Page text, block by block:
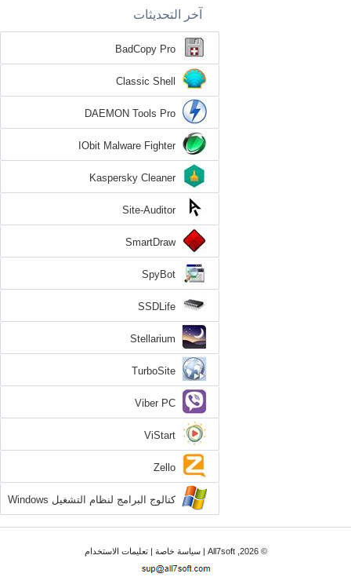
آخر التحديثات
BadCopy Pro
Classic Shell
DAEMON Tools Pro
IObit Malware Fighter
Kaspersky Cleaner
Site-Auditor
SmartDraw
SpyBot
SSDLife
Stellarium
TurboSite
Viber PC
ViStart
Zello
كتالوج البرامج لنظام التشغيل Windows
7
© 2026, All7soft | سياسة خاصة|تعليمات الاستخدام